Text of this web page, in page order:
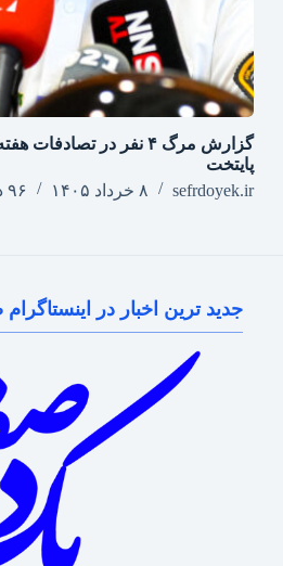
گزارش مرگ ۴ نفر در
پایتخت
sefrdoyek.ir
۸ خرداد ۱۴۰۵ ۹۶ دیدگاه
جدید ترین اخبار در